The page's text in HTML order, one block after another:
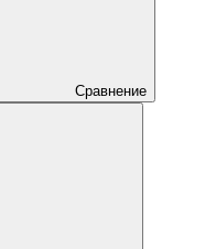
Сравнение